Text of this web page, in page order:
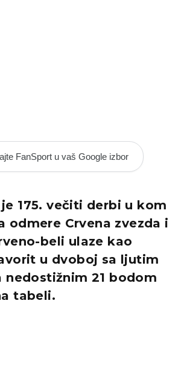
FanSport u vaš Google izbor
175. večiti derbi u kom
odmere Crvena zvezda i
beli ulaze kao
u dvoboj sa ljutim
nedostižnim 21 bodom
tabeli.